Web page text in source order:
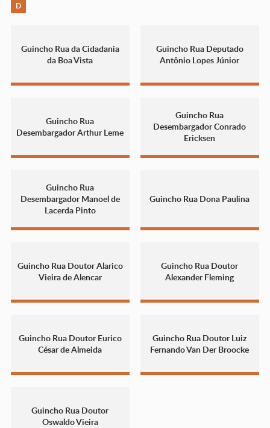
D
Guincho Rua da Cidadania
da Boa Vista
Guincho Rua Deputado
Antônio Lopes Júnior
Guincho Rua
Desembargador Arthur Leme
Guincho Rua
Desembargador Conrado
Ericksen
Guincho Rua
Desembargador Manoel de
Lacerda Pinto
Guincho Rua Dona Paulina
Guincho Rua Doutor Alarico
Vieira de Alencar
Guincho Rua Doutor
Alexander Fleming
Guincho Rua Doutor Eurico
César de Almeida
Guincho Rua Doutor Luiz
Fernando Van Der Broocke
Guincho Rua Doutor
Oswaldo Vieira